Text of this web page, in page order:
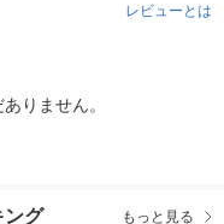
レビューとは
りません。
ング もっと見る